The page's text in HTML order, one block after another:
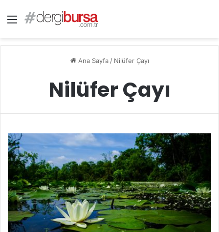
Menü
Ana Sayfa / Nilüfer Çayı
Nilüfer Çayı